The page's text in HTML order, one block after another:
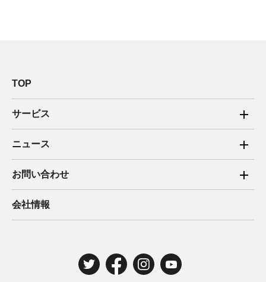
TOP
サービス
ご家庭向け電力サービス
法人向け脱炭素サービス
住宅用太陽光売電 卒FIT
ニュース
2025年
2024年
お問い合わせ
ご家庭向け電力サービス・卒FIT電気の売電
法人向け脱炭素サービス・新電力向けサービス
電気工事のお申込み
会社情報